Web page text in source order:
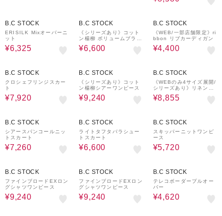
B.C STOCK
ERISILK Mixオーバーニ
ット
¥6,325
B.C STOCK
《シリーズあり》コット
ン楊柳 ボリュームブラウ
ス
¥6,600
B.C STOCK
《WEB/一部店舗限定》ri
bbon リブカーディガン
¥4,400
B.C STOCK
クロシェフリンジスカー
ト
¥7,920
B.C STOCK
《シリーズあり》コット
ン楊柳シアーワンピース
¥9,240
B.C STOCK
《WEBのみ4サイズ展開/
シリーズあり》リネンmi
xストレッチパンツ
¥8,855
B.C STOCK
シアースパンコールニッ
トスカート
¥7,260
B.C STOCK
ライトタフタパラシュー
トスカート
¥6,600
B.C STOCK
スキッパーニットワンピ
ース
¥5,720
B.C STOCK
ファインブロードEXロン
グシャツワンピース
¥9,240
B.C STOCK
ファインブロードEXロン
グシャツワンピース
¥9,240
B.C STOCK
テレコボーダープルオー
バー
¥4,620